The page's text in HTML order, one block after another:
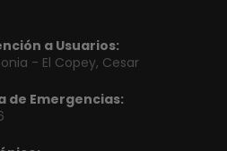
a Usuarios:
- El Copey, Cesar
de Emergencias: